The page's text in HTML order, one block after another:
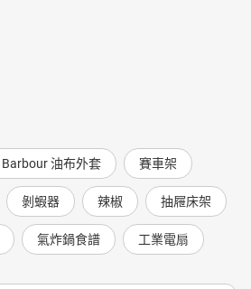
Barbour 油布外套 賽車架
剝蝦器 辣椒 抽屜床架
氣炸鍋食譜 工業電扇